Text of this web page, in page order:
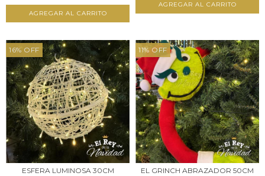
16% OFF
ESFERA LUMINOSA 30CM
11% OFF
EL GRINCH ABRAZADOR 50CM